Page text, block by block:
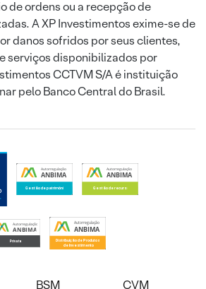
de ordens ou a recepção de
A XP Investimentos exime-se de
danos sofridos por seus clientes,
serviços disponibilizados por
CCTVM S/A é instituição
pelo Banco Central do Brasil.
BSM CVM